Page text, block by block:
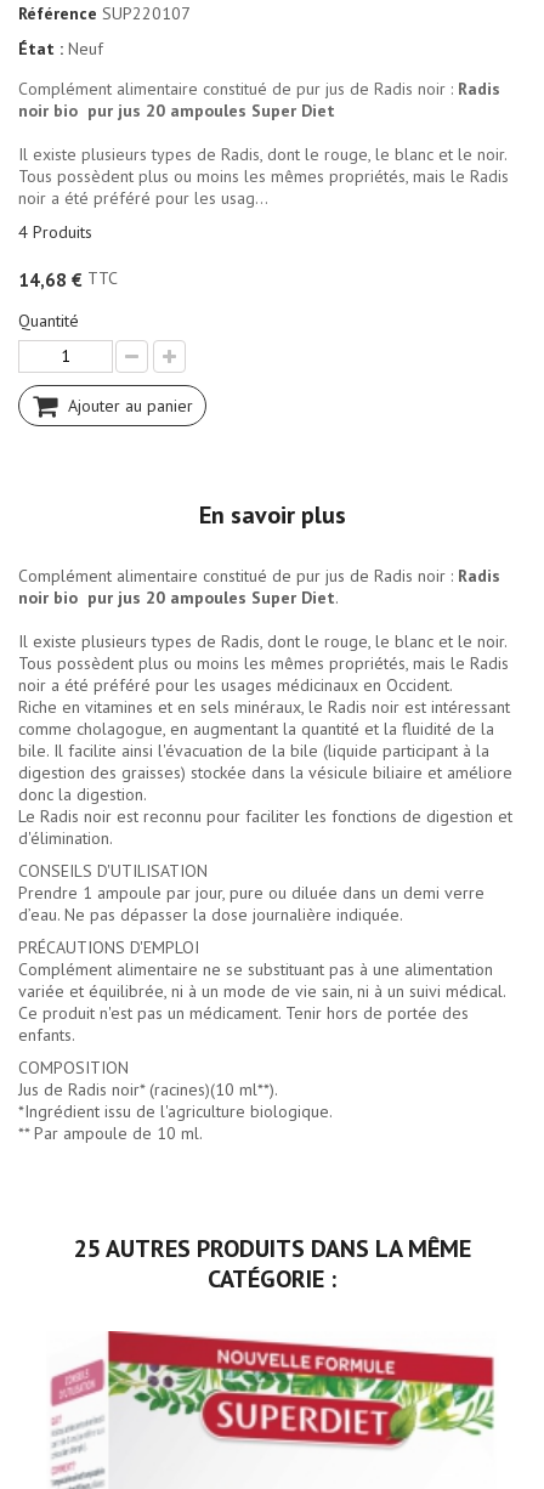
Référence SUP220107
État : Neuf
Complément alimentaire constitué de pur jus de Radis noir : Radis
noir bio pur jus 20 ampoules Super Diet
Il existe plusieurs types de Radis, dont le rouge, le blanc et le noir.
Tous possèdent plus ou moins les mêmes propriétés, mais le Radis
noir a été préféré pour les usag...
4 Produits
14,68 € TTC
Quantité
Ajouter au panier
En savoir plus
Complément alimentaire constitué de pur jus de Radis noir : Radis
noir bio pur jus 20 ampoules Super Diet.
Il existe plusieurs types de Radis, dont le rouge, le blanc et le noir.
Tous possèdent plus ou moins les mêmes propriétés, mais le Radis
noir a été préféré pour les usages médicinaux en Occident.
Riche en vitamines et en sels minéraux, le Radis noir est intéressant
comme cholagogue, en augmentant la quantité et la fluidité de la
bile. Il facilite ainsi l'évacuation de la bile (liquide participant à la
digestion des graisses) stockée dans la vésicule biliaire et améliore
donc la digestion.
Le Radis noir est reconnu pour faciliter les fonctions de digestion et
d'élimination.
CONSEILS D'UTILISATION
Prendre 1 ampoule par jour, pure ou diluée dans un demi verre
d’eau. Ne pas dépasser la dose journalière indiquée.
PRÉCAUTIONS D'EMPLOI
Complément alimentaire ne se substituant pas à une alimentation
variée et équilibrée, ni à un mode de vie sain, ni à un suivi médical.
Ce produit n'est pas un médicament. Tenir hors de portée des
enfants.
COMPOSITION
Jus de Radis noir* (racines)(10 ml**).
*Ingrédient issu de l'agriculture biologique.
** Par ampoule de 10 ml.
25 AUTRES PRODUITS DANS LA MÊME
CATÉGORIE :